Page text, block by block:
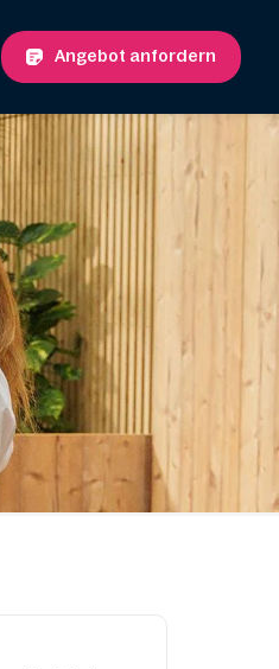
Angebot anfordern